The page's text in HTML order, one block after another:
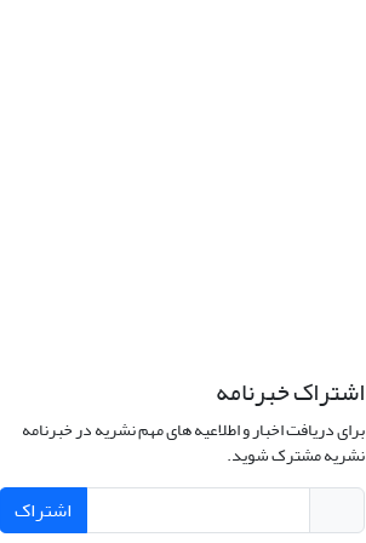
اشتراک خبرنامه
برای دریافت اخبار و اطلاعیه های مهم نشریه در خبرنامه
نشریه مشترک شوید.
اشتراک